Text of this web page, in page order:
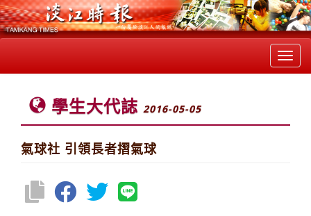
學生大代誌 2016-05-05
氣球社 引領長者摺氣球